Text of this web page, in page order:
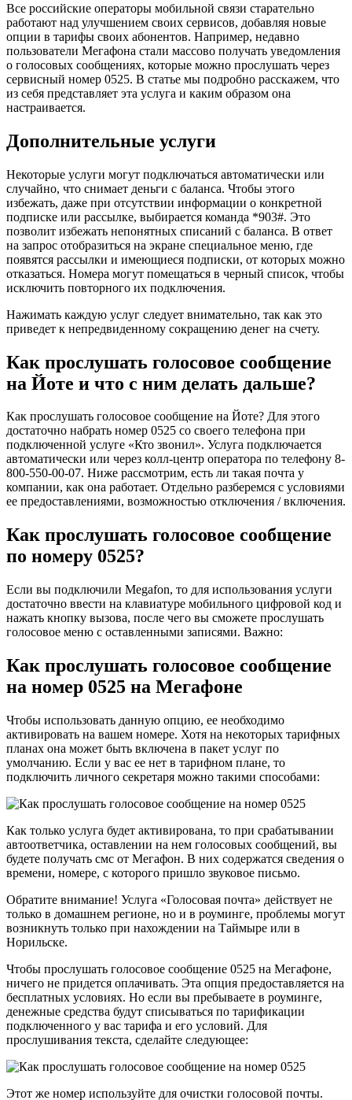
Все российские операторы мобильной связи старательно
работают над улучшением своих сервисов, добавляя новые
опции в тарифы своих абонентов. Например, недавно
пользователи Мегафона стали массово получать уведомления
о голосовых сообщениях, которые можно прослушать через
сервисный номер 0525. В статье мы подробно расскажем, что
из себя представляет эта услуга и каким образом она
настраивается.
Дополнительные услуги
Некоторые услуги могут подключаться автоматически или
случайно, что снимает деньги с баланса. Чтобы этого
избежать, даже при отсутствии информации о конкретной
подписке или рассылке, выбирается команда *903#. Это
позволит избежать непонятных списаний с баланса. В ответ
на запрос отобразиться на экране специальное меню, где
появятся рассылки и имеющиеся подписки, от которых можно
отказаться. Номера могут помещаться в черный список, чтобы
исключить повторного их подключения.
Нажимать каждую услуг следует внимательно, так как это
приведет к непредвиденному сокращению денег на счету.
Как прослушать голосовое сообщение
на Йоте и что с ним делать дальше?
Как прослушать голосовое сообщение на Йоте? Для этого
достаточно набрать номер 0525 со своего телефона при
подключенной услуге «Кто звонил». Услуга подключается
автоматически или через колл-центр оператора по телефону 8-
800-550-00-07. Ниже рассмотрим, есть ли такая почта у
компании, как она работает. Отдельно разберемся с условиями
ее предоставлениями, возможностью отключения / включения.
Как прослушать голосовое сообщение
по номеру 0525?
Если вы подключили Megafon, то для использования услуги
достаточно ввести на клавиатуре мобильного цифровой код и
нажать кнопку вызова, после чего вы сможете прослушать
голосовое меню с оставленными записями. Важно:
Как прослушать голосовое сообщение
на номер 0525 на Мегафоне
Чтобы использовать данную опцию, ее необходимо
активировать на вашем номере. Хотя на некоторых тарифных
планах она может быть включена в пакет услуг по
умолчанию. Если у вас ее нет в тарифном плане, то
подключить личного секретаря можно такими способами:
Как только услуга будет активирована, то при срабатывании
автоответчика, оставлении на нем голосовых сообщений, вы
будете получать смс от Мегафон. В них содержатся сведения о
времени, номере, с которого пришло звуковое письмо.
Обратите внимание! Услуга «Голосовая почта» действует не
только в домашнем регионе, но и в роуминге, проблемы могут
возникнуть только при нахождении на Таймыре или в
Норильске.
Чтобы прослушать голосовое сообщение 0525 на Мегафоне,
ничего не придется оплачивать. Эта опция предоставляется на
бесплатных условиях. Но если вы пребываете в роуминге,
денежные средства будут списываться по тарификации
подключенного у вас тарифа и его условий. Для
прослушивания текста, сделайте следующее:
Этот же номер используйте для очистки голосовой почты.